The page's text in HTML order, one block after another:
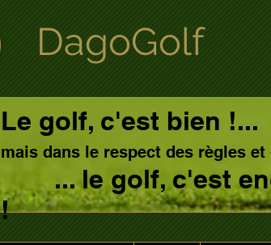
DagoGolf
Le golf, c'est bien !...
mais dans le respect des règles
... le golf, c'est
!